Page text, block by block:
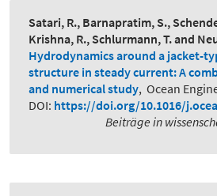
Satari, R., Barnapratim, S.,
Krishna, R., Schlurmann, T. and
Hydrodynamics around a jacket-
structure in steady current: A
and numerical study, Ocean
DOI: https://doi.org/10.1016/
Beiträge in